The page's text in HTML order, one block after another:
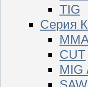
TIG
Серия
CUT
MIG